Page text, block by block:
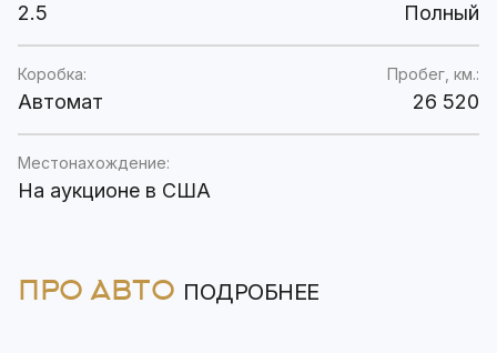
2.5 Полный
Коробка:
Автомат
Пробег, км.:
26 520
Местонахождение:
На аукционе в США
ПРО АВТО ПОДРОБНЕЕ